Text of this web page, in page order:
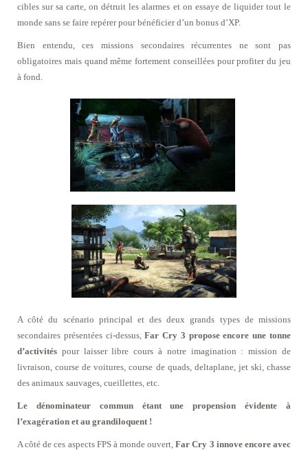
cibles sur sa carte, on détruit les alarmes et on essaye de liquider tout le
monde sans se faire repérer pour bénéficier d’un bonus d’XP.
Bien entendu, ces missions secondaires récurrentes ne sont pas
obligatoires mais quand même fortement conseillées pour profiter du jeu
à fond.
A côté du scénario principal et des deux grands types de missions
secondaires présentées ci-dessus,Far Cry 3 propose encore une tonne
d’activités pour laisser libre cours à notre imagination : mission de
livraison, course de voitures, course de quads, deltaplane, jet ski, chasse
des animaux sauvages, cueillettes, etc.
Le dénominateur commun étant une propension évidente à
l’exagération et au grandiloquent !
A côté de ces aspects FPS à monde ouvert,Far Cry 3 innove encore avec